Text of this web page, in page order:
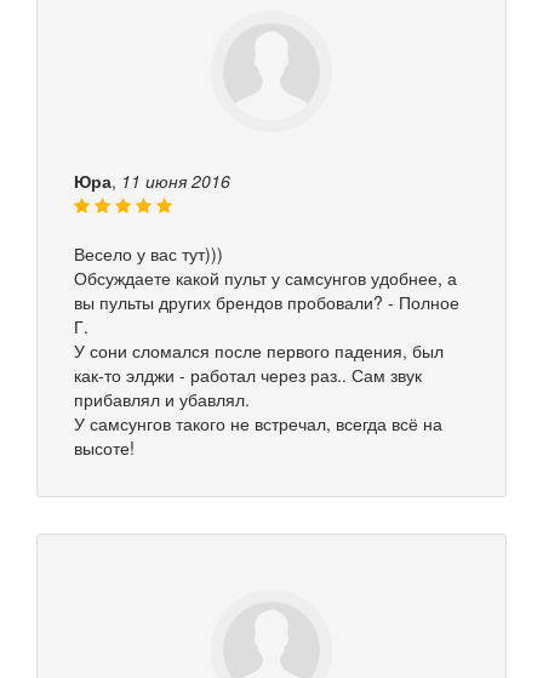
Юра, 11 июня 2016
Весело у вас тут)))
Обсуждаете какой пульт у самсунгов удобнее, а
вы пульты других брендов пробовали? - Полное
Г.
У сони сломался после первого падения, был
как-то элджи - работал через раз.. Сам звук
прибавлял и убавлял.
У самсунгов такого не встречал, всегда всё на
высоте!